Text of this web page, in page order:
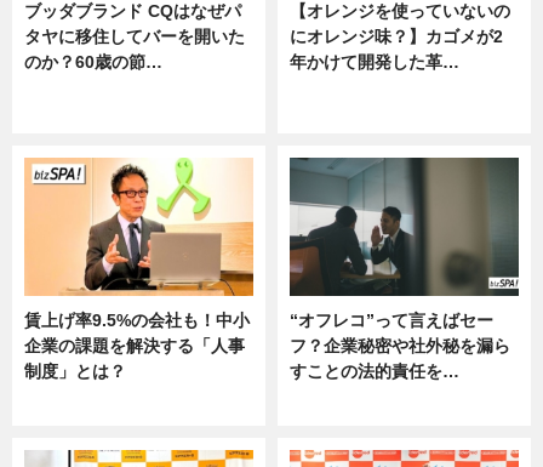
ブッダブランド CQはなぜパ
タヤに移住してバーを開いた
のか？60歳の節…
【オレンジを使っていないの
にオレンジ味？】カゴメが2
年かけて開発した革…
賃上げ率9.5%の会社も！中小
企業の課題を解決する「人事
制度」とは？
“オフレコ”って言えばセー
フ？企業秘密や社外秘を漏ら
すことの法的責任を…